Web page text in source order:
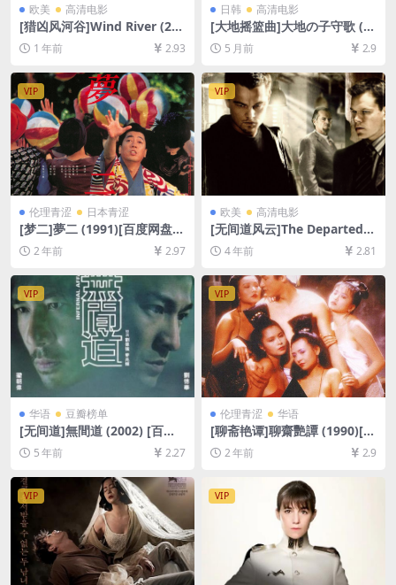
欧美 高清电影
[猎凶风河谷]Wind River (201
7)[百度网盘+夸克网盘1080P
超清未删减资源][网盘在线播
放/下载][MP4/6.8GB][中英字
幕]
1 年前 2.93
日韩 高清电影
[大地摇篮曲]大地の子守歌 (1
976)[百度网盘+夸克网盘1080
P超清未删减资源][网盘在线播
放/下载][MP4/7GB][中文字
幕]
5 月前 2.9
VIP
伦理青涩 日本青涩
[梦二]夢二 (1991)[百度网盘
+夸克网盘1080P超清未删减
资源][网盘在线播放/下载][MP
2 年前 2.97
VIP
欧美 高清电影
[无间道风云]The Departed
(2006)[百度网盘+迅雷云盘资
源1080P超清未删减][MP4/9
4 年前 2.81
VIP
华语 豆瓣榜单
[无间道]無間道 (2002) [百度
网盘+迅雷云盘资源1080P超
清][MP4/5.9GB][粤语原声中
字]
5 年前 2.27
VIP
伦理青涩 华语
[聊斋艳谭]聊齋艷譚 (1990)[百
度网盘+迅雷云盘1080P超清
未删减资源][网盘下载][MP4/
5.8GB][粤语中字]【手机/平板
无法在线播放，请使用电脑下
载防和谐压缩包（含解压密
2 年前 2.9
VIP VIP